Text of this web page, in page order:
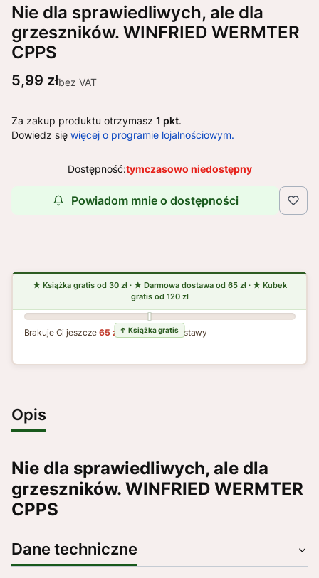
Nie dla sprawiedliwych, ale dla
grzeszników. WINFRIED WERMTER
CPPS
Cena
5,99 złbez VAT
Za zakup produktu otrzymasz 1 pkt.
Dowiedz się więcej o programie lojalnościowym.
Dostępność:tymczasowo niedostępny
Powiadom mnie o dostępności
Brakuje Ci jeszcze65 zł do darmowej dostawy
Opis
Nie dla sprawiedliwych, ale dla
grzeszników. WINFRIED WERMTER
CPPS
Dane techniczne